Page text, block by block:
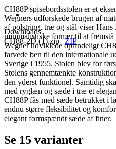
Downloads
CH88-2D (1).zip|ZIP
CH88P spisebordsstolen er et
Wegners udforskede brugen af
af polstring, træ og stål viser Hans
minimalistiske former til at
Wegner udviklede oprindeligt
farvede ben til den internationale
Sverige i 1955. Stolen blev for
Stolens gennemtænkte
den yderst funktionel. Samtidig
med ryglæn og sæde i træ et
CH88P fås med sæde betrukket i
endnu større fleksibilitet og
elegant formspændt sæde af finer.
Se 15 varianter